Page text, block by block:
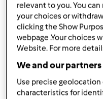
40/50ggrana/
dei gusti
340gbrodo
Aggiungi
Accessori che
relevant to you. You
your choices or
clicking the Show
webpage .Your choices
Website. For more
We and our
Use precise
characteristics for